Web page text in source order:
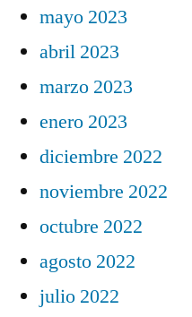
mayo 2023
abril 2023
marzo 2023
enero 2023
diciembre 2022
noviembre 2022
octubre 2022
agosto 2022
julio 2022